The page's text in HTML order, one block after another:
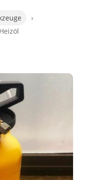
›